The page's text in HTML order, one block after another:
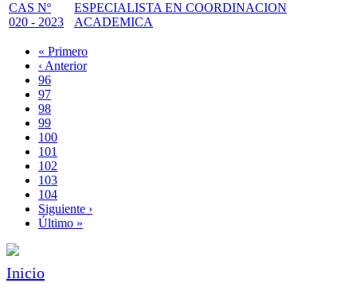
CAS Nº
020 - 2023
ESPECIALISTA EN COORDINACION
ACADEMICA
Paginación
Primera
página
« Primero
Página
anterior
‹ Anterior
Page
96
Page
97
Page
98
Page
99
Página
actual
100
Page
101
Page
102
Page
103
Page
104
Siguiente
página
Siguiente ›
Última
Último »
Inicio